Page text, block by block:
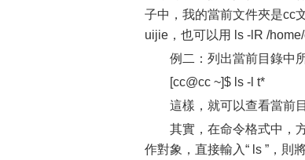
子中，我的當前文件夾是cc
uijie，也可以用 ls -lR /home/
例二：列出當前目錄中
[cc@cc ~]$ ls -l t*
這樣，就可以查看當前
其實，在命令格式中，
作對象，直接輸入“ ls ”，則